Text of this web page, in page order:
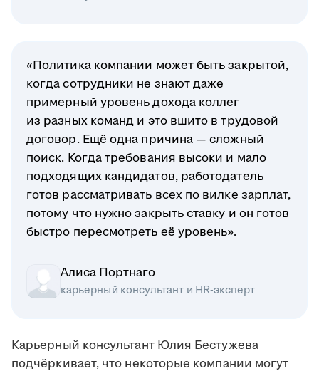
«Политика компании может быть закрытой,
когда сотрудники не знают даже
примерный уровень дохода коллег
из разных команд и это вшито в трудовой
договор. Ещё одна причина — сложный
поиск. Когда требования высоки и мало
подходящих кандидатов, работодатель
готов рассматривать всех по вилке зарплат,
потому что нужно закрыть ставку и он готов
быстро пересмотреть её уровень».
Алиса Портнаго
карьерный консультант и HR-эксперт
Карьерный консультант Юлия Бестужева
подчёркивает, что некоторые компании могут